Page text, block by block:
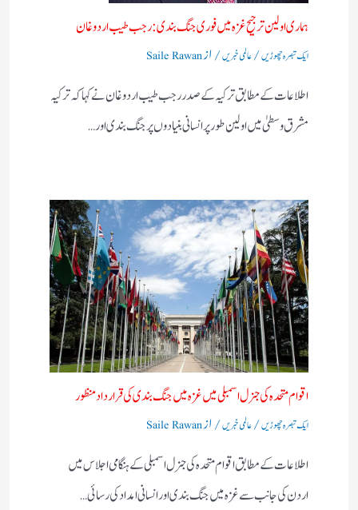
ہماری اولین ترجیح غزہ میں فوری جنگ بندی: رجب طیب اردوغان
ایک تبصرہ چھوڑیں/عالمی خبریں/ ازSaile Rawan
اطلاعات کے مطابق ترکیہ کے صدر رجب طیب اردوغان نے کہا کہ ترکیہ
مشرق وسطیٰ میں اولین طور پر انسانی بنیادوں پر جنگ بندی اور…
اقوام متحدہ کی جنرل اسمبلی میں غزہ میں جنگ بندی کی قرارداد منظور
ایک تبصرہ چھوڑیں/عالمی خبریں/ ازSaile Rawan
اطلاعات کے مطابق اقوام متحدہ کی جنرل اسمبلی کے ہنگامی اجلاس میں
اردن کی جانب سے غزہ میں جنگ بندی اور انسانی امداد کی رسائی…